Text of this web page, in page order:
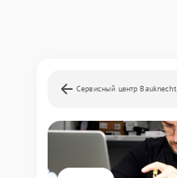
Сервисный центр Bauknecht